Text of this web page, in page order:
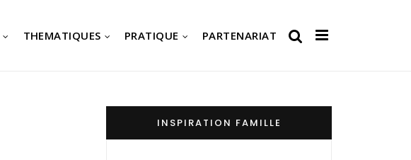
THEMATIQUES PRATIQUE PARTENARIAT
INSPIRATION FAMILLE